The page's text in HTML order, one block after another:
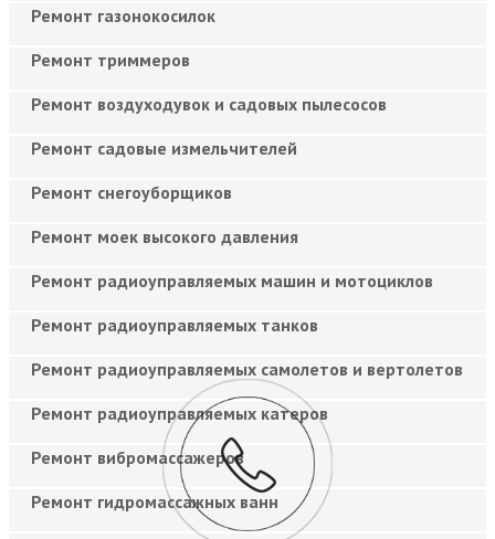
Ремонт газонокосилок
Ремонт триммеров
Ремонт воздуходувок и садовых пылесосов
Ремонт садовые измельчителей
Ремонт снегоуборщиков
Ремонт моек высокого давления
Ремонт радиоуправляемых машин и мотоциклов
Ремонт радиоуправляемых танков
Ремонт радиоуправляемых самолетов и вертолетов
Ремонт радиоуправляемых катеров
Ремонт вибромассажеров
Ремонт гидромассажных ванн